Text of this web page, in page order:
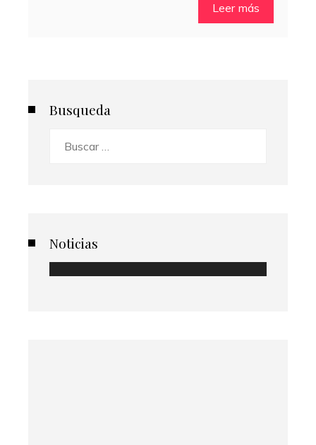
Leer más
Busqueda
Noticias